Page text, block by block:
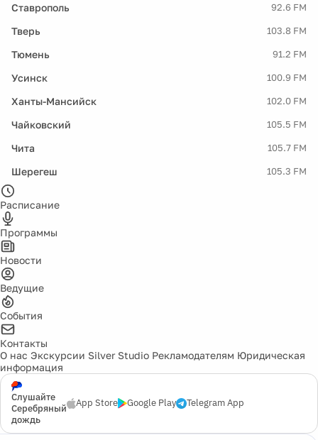
Ставрополь 92.6 FM
Тверь 103.8 FM
Тюмень 91.2 FM
Усинск 100.9 FM
Ханты-Мансийск 102.0 FM
Чайковский 105.5 FM
Чита 105.7 FM
Шерегеш 105.3 FM
Расписание
Программы
Новости
Ведущие
События
Контакты
О нас Экскурсии Silver Studio Рекламодателям Юридическая
информация
Слушайте
Серебряный
дождь
App Store Google Play Telegram App